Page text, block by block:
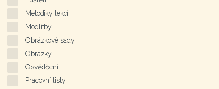
Metodiky lekcí
Modlitby
Obrázkové sady
Obrázky
Osvědčení
Pracovní listy